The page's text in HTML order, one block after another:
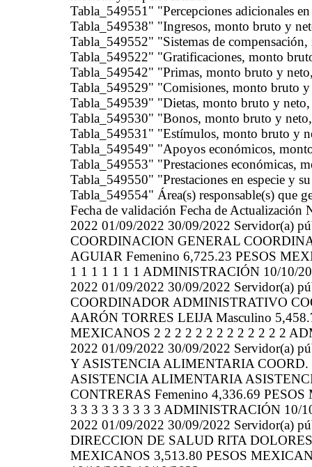
Tabla_549551" "Percepciones adicionales
Tabla_549538" "Ingresos, monto bruto y
Tabla_549552" "Sistemas de
Tabla_549522" "Gratificaciones, monto
Tabla_549542" "Primas, monto bruto y
Tabla_549529" "Comisiones, monto bruto
Tabla_549539" "Dietas, monto bruto y
Tabla_549530" "Bonos, monto bruto y
Tabla_549531" "Estímulos, monto bruto y
Tabla_549549" "Apoyos económicos,
Tabla_549553" "Prestaciones económicas,
Tabla_549550" "Prestaciones en especie y
Tabla_549554" Área(s) responsable(s) que
Fecha de validación Fecha de Actualización
2022 01/09/2022 30/09/2022 Servidor(a)
COORDINACION GENERAL
AGUIAR Femenino 6,725.23 PESOS
1 1 1 1 1 1 1 ADMINISTRACIÓN 10/10/
2022 01/09/2022 30/09/2022 Servidor(a)
COORDINADOR ADMINISTRATIVO
AARÓN TORRES LEIJA Masculino
MEXICANOS 2 2 2 2 2 2 2 2 2 2 2 2 2
2022 01/09/2022 30/09/2022 Servidor(a)
Y ASISTENCIA ALIMENTARIA
ASISTENCIA ALIMENTARIA
CONTRERAS Femenino 4,336.69
3 3 3 3 3 3 3 3 3 ADMINISTRACIÓN 10/
2022 01/09/2022 30/09/2022 Servidor(a)
DIRECCION DE SALUD RITA
MEXICANOS 3,513.80 PESOS